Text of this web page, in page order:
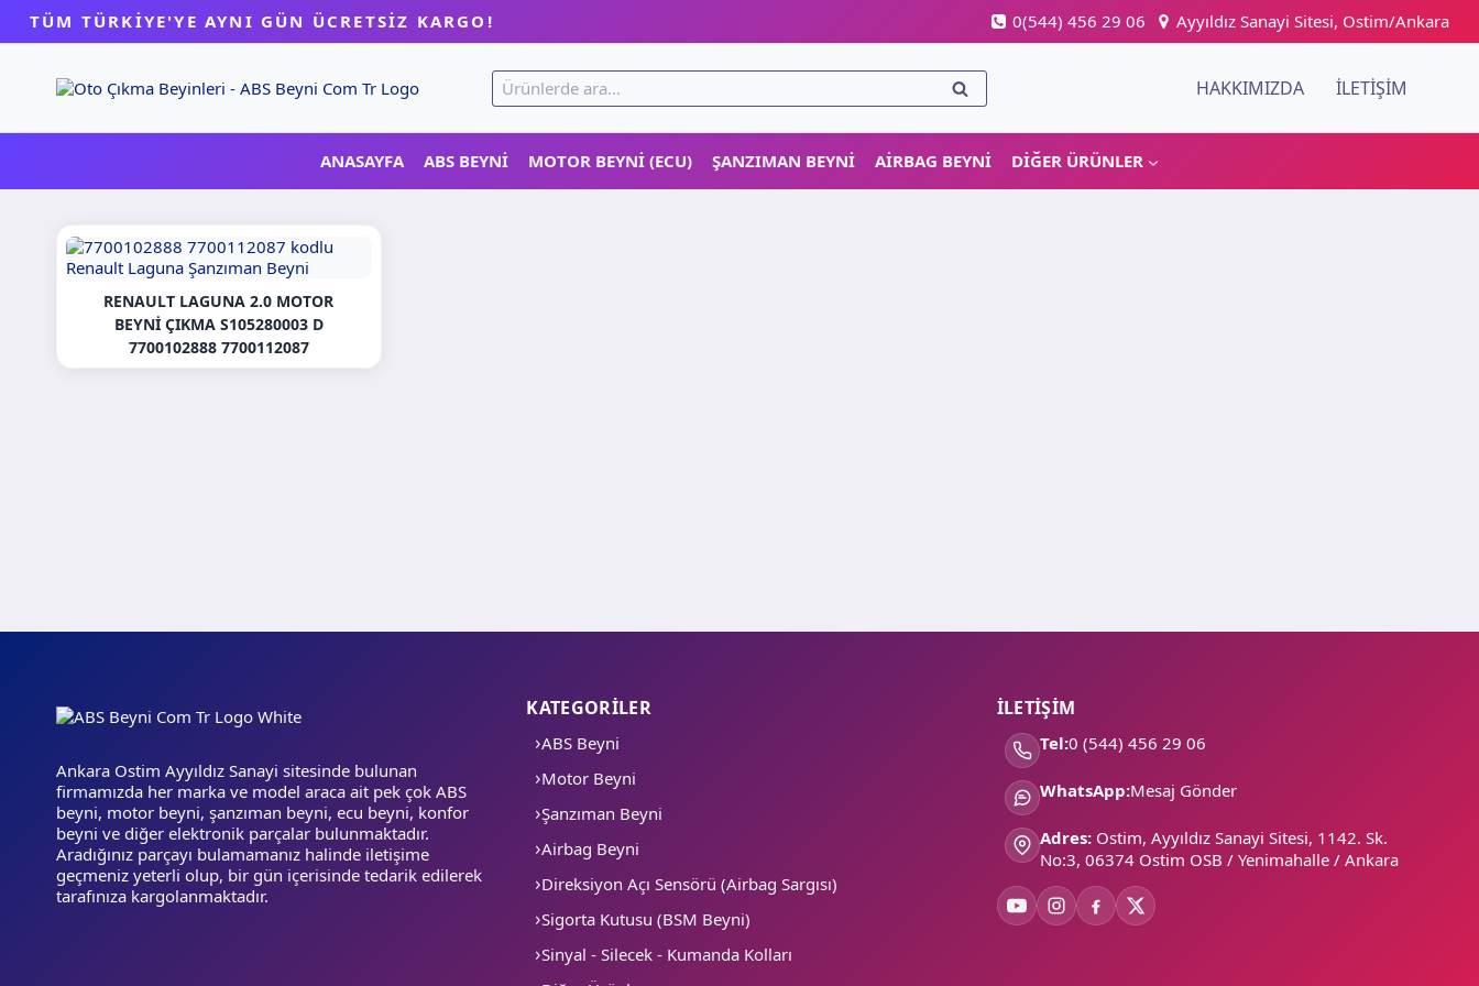
content
TÜM TÜRKİYE'YE AYNI GÜN ÜCRETSİZ KARGO! 0(544) 456 29 06 Ayyıldız Sanayi Sitesi, Ostim/Ankara
Ara:
ARA HAKKIMIZDA İLETIŞIM
ANASAYFA ABS BEYNI MOTOR BEYNI (ECU) ŞANZIMAN BEYNI AIRBAG BEYNI DIĞER ÜRÜNLER
RENAULT LAGUNA 2.0 MOTOR
BEYNI ÇIKMA S105280003 D
7700102888 7700112087
Ankara Ostim Ayyıldız Sanayi sitesinde bulunan
firmamızda her marka ve model araca ait pek çok ABS
beyni, motor beyni, şanzıman beyni, ecu beyni, konfor
beyni ve diğer elektronik parçalar bulunmaktadır.
Aradığınız parçayı bulamamanız halinde iletişime
geçmeniz yeterli olup, bir gün içerisinde tedarik edilerek
tarafınıza kargolanmaktadır.
KATEGORİLER
ABS Beyni
Motor Beyni
Şanzıman Beyni
Airbag Beyni
Direksiyon Açı Sensörü (Airbag Sargısı)
Sigorta Kutusu (BSM Beyni)
Sinyal - Silecek - Kumanda Kolları
İLETİŞİM
Tel:0 (544) 456 29 06
WhatsApp:Mesaj Gönder
Adres: Ostim, Ayyıldız Sanayi Sitesi, 1142. Sk.
No:3, 06374 Ostim OSB / Yenimahalle / Ankara